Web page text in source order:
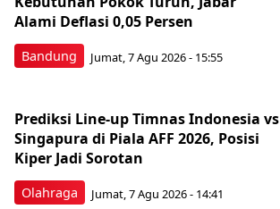
Bandung
Alami Deflasi 0,05 Persen
Jumat, 7 Agu 2026 - 15:55
Olahraga
Prediksi Line-up Timnas Indonesia vs
Singapura di Piala AFF 2026, Posisi
Kiper Jadi Sorotan
Jumat, 7 Agu 2026 - 14:41